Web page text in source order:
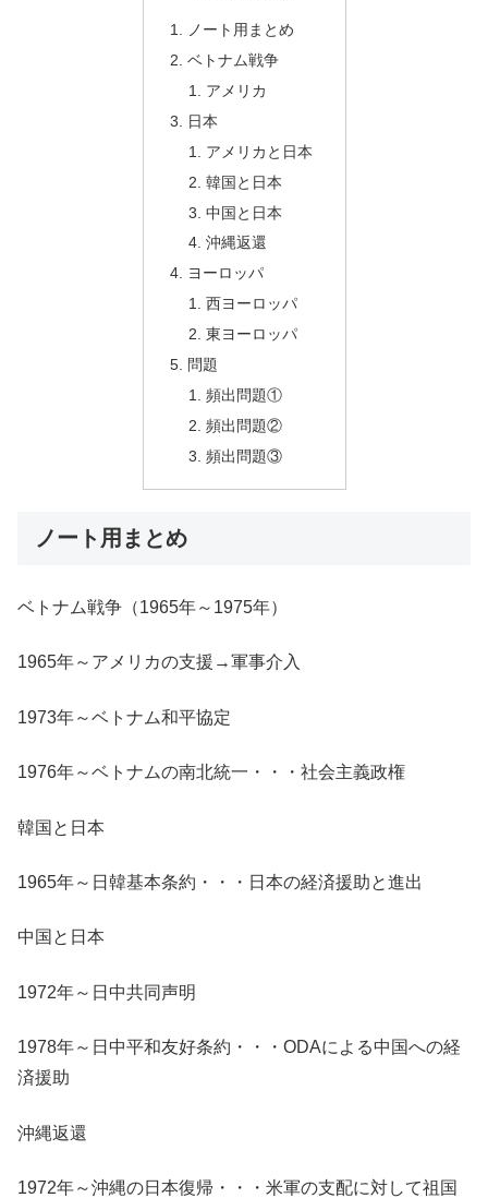
ノート用まとめ
ベトナム戦争
アメリカ
日本
アメリカと日本
韓国と日本
中国と日本
沖縄返還
ヨーロッパ
西ヨーロッパ
東ヨーロッパ
問題
頻出問題①
頻出問題②
頻出問題③
ノート用まとめ
ベトナム戦争（1965年～1975年）
1965年～アメリカの支援→軍事介入
1973年～ベトナム和平協定
1976年～ベトナムの南北統一・・・社会主義政権
韓国と日本
1965年～日韓基本条約・・・日本の経済援助と進出
中国と日本
1972年～日中共同声明
1978年～日中平和友好条約・・・ODAによる中国への経
済援助
沖縄返還
1972年～沖縄の日本復帰・・・米軍の支配に対して祖国